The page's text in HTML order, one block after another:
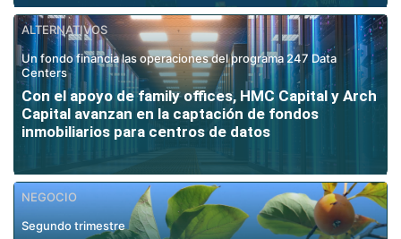
ALTERNATIVOS
Un fondo financia las operaciones del programa 247 Data
Centers
Con el apoyo de family offices, HMC Capital y Arch
Capital avanzan en la captación de fondos
inmobiliarios para centros de datos
NEGOCIO
Segundo trimestre